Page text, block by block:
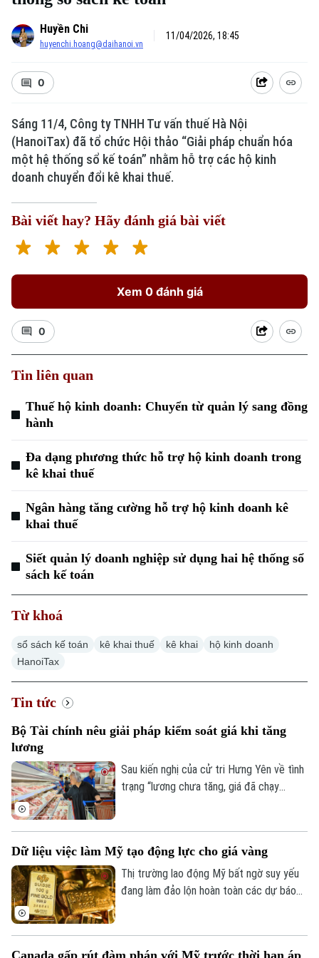
Xu hướng
Huyền Chi
huyenchi.hoang@daihanoi.vn
11/04/2026, 18:45
0
Sáng 11/4, Công ty TNHH Tư vấn thuế Hà Nội
(HanoiTax) đã tổ chức Hội thảo “Giải pháp chuẩn hóa
một hệ thống sổ kế toán” nhằm hỗ trợ các hộ kinh
doanh chuyển đổi kê khai thuế.
Bài viết hay? Hãy đánh giá bài viết
Xem 0 đánh giá
0
Tin liên quan
Thuế hộ kinh doanh: Chuyển từ quản lý sang đồng
hành
Đa dạng phương thức hỗ trợ hộ kinh doanh trong
kê khai thuế
Ngân hàng tăng cường hỗ trợ hộ kinh doanh kê
khai thuế
Siết quản lý doanh nghiệp sử dụng hai hệ thống sổ
sách kế toán
Từ khoá
sổ sách kế toán kê khai thuế kê khai
hộ kinh doanh
HanoiTax
Tin tức
Bộ Tài chính nêu giải pháp kiểm soát giá khi tăng
lương
Sau kiến nghị của cử tri Hưng Yên về tình
trạng “lương chưa tăng, giá đã chạy
Dữ liệu việc làm Mỹ tạo động lực cho giá vàng
Thị trường lao động Mỹ bất ngờ suy yếu
đang làm đảo lộn hoàn toàn các dự báo
Canada gấp rút đàm phán với Mỹ trước thời hạn áp